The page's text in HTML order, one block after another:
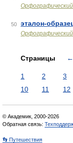
Орфографический
50 эталон-
Орфографический
Страницы ←
1 2 3
10
11 12
© Академик, 2000-2026
Обратная связь:
👣 Путешествия